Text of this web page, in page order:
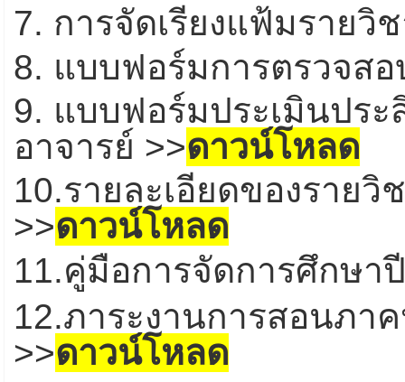
7. การจัดเรียงแฟ้มรายวิ
8. แบบฟอร์มการตรวจส
9. แบบฟอร์มประเมินปร
อาจารย์ >>ดาวน์โหลด
10.รายละเอียดของราย
>>ดาวน์โหลด
11.คู่มือการจัดการศึกษา
12.ภาระงานการสอนภา
>>ดาวน์โหลด